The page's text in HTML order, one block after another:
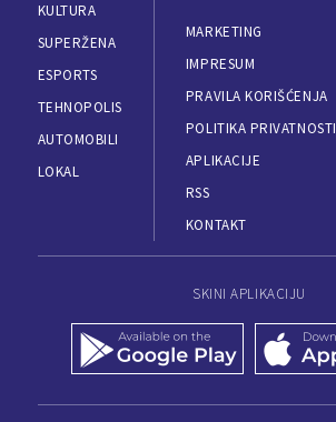
KULTURA
SUPERŽENA
ESPORTS
TEHNOPOLIS
AUTOMOBILI
LOKAL
MARKETING
IMPRESUM
PRAVILA KORIŠĆENJA
POLITIKA PRIVATNOSTI
APLIKACIJE
RSS
KONTAKT
SKINI APLIKACIJU